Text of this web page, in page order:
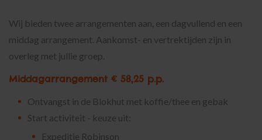
Wij bieden twee arrangementen aan, een dagvullend en een
middag arrangement. Aankomst- en vertrektijden zijn in
overleg met jullie groep.
Middagarrangement € 58,25 p.p.
Ontvangst in de Blokhut met koffie/thee en gebak
Start activiteit - keuze uit:
Expeditie Robinson